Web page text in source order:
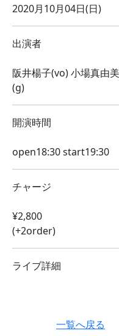
2020月10月04日(日)
出演者
阪井楊子(vo) 小場真由
(g)
開演時間
open18:30 start19:30
チャージ
¥2,800
(+2order)
ライブ詳細
一覧へ戻る